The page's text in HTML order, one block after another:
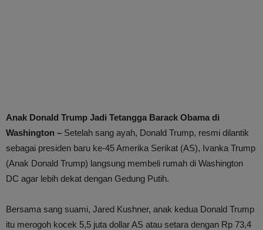
Anak Donald Trump Jadi Tetangga Barack Obama di
Washington – Setelah sang ayah, Donald Trump, resmi dilantik
sebagai presiden baru ke-45 Amerika Serikat (AS), Ivanka Trump
(Anak Donald Trump) langsung membeli rumah di Washington
DC agar lebih dekat dengan Gedung Putih.
Bersama sang suami, Jared Kushner, anak kedua Donald Trump
itu merogoh kocek 5,5 juta dollar AS atau setara dengan Rp 73,4